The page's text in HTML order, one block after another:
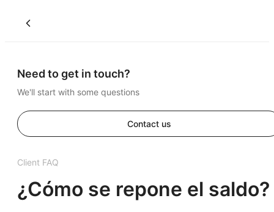
Client FAQ
¿Cómo se repone el saldo?
Need to get in touch?
We'll start with some questions
Contact us